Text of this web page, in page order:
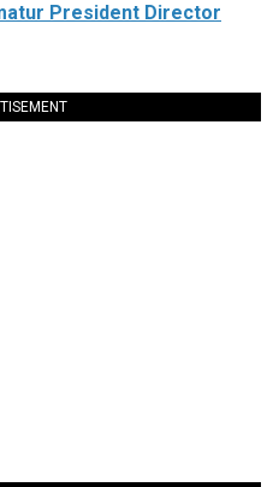
President Director